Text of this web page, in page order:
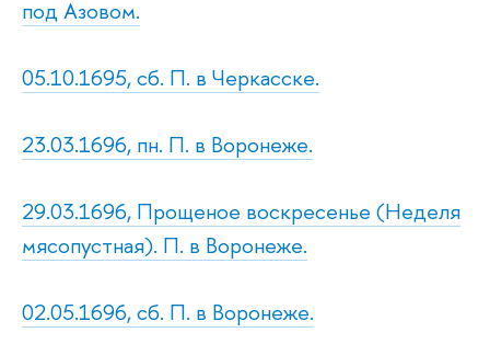
под Азовом.
05.10.1695, сб. П. в Черкасске.
23.03.1696, пн. П. в Воронеже.
29.03.1696, Прощеное воскресенье (Неделя
мясопустная). П. в Воронеже.
02.05.1696, сб. П. в Воронеже.